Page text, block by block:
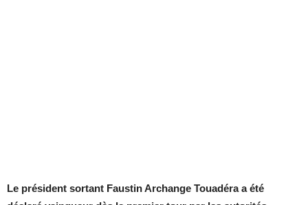
Le président sortant Faustin Archange Touadéra a été